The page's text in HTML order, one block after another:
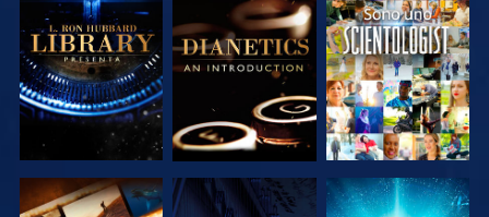
ESPLORA LE
SERIE
ESPLORA LE
SERIE
GUARDA